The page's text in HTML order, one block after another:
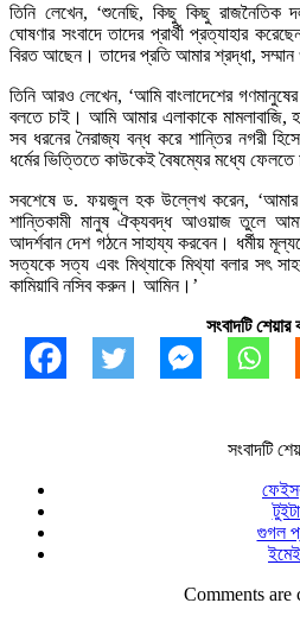
তিনি লেখেন, ‘শুনেছি, কিছু কিছু রাজনৈতিক
ঘোষণার সংবাদে তাদের প্রার্থী প্রত্যাহার
বিরত আছেন। তাদের প্রতি আমার শ্রদ্ধা,
তিনি আরও লেখেন, ‘আমি বাংলাদেশের
বলতে চাই। আমি আমার এলাকাকে মামলাবাজি,
সব ধরনের নৈরাজ্য বন্ধ করে শান্তির নগরী
ধর্মের ভিত্তিতে কাউকেই বৈষম্যের মধ্যে ফেলতে
সবশেষে ড. ফয়জুল হক উল্লেখ করেন, ‘আমার
শান্তিকামী মানুষ ঐক্যবদ্ধ আওয়াজ তুলে
আদর্শবান দেশ গঠনে সাহায্য করবেন। ধর্মীয়
সত্যকে সত্য এবং মিথ্যাকে মিথ্যা বলার সৎ
কামিয়াবি নসিব করুন। আমিন।’
সংবাদটি
সংবাদটি
গুগল
Comments are